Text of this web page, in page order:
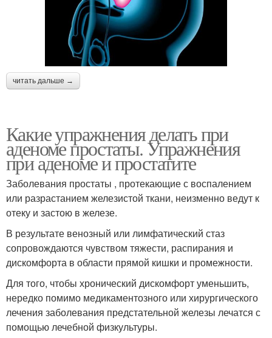
читать дальше →
Какие упражнения делать при
аденоме простаты. Упражнения
при аденоме и простатите
Заболевания простаты , протекающие с воспалением
или разрастанием железистой ткани, неизменно ведут к
отеку и застою в железе.
В результате венозный или лимфатический стаз
сопровождаются чувством тяжести, распирания и
дискомфорта в области прямой кишки и промежности.
Для того, чтобы хронический дискомфорт уменьшить,
нередко помимо медикаментозного или хирургического
лечения заболевания предстательной железы лечатся с
помощью лечебной физкультуры.